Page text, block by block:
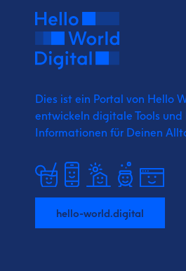
Dies ist ein Portal von Hello
entwickeln digitale Tools und
Informationen für Deinen
hello-world.digital